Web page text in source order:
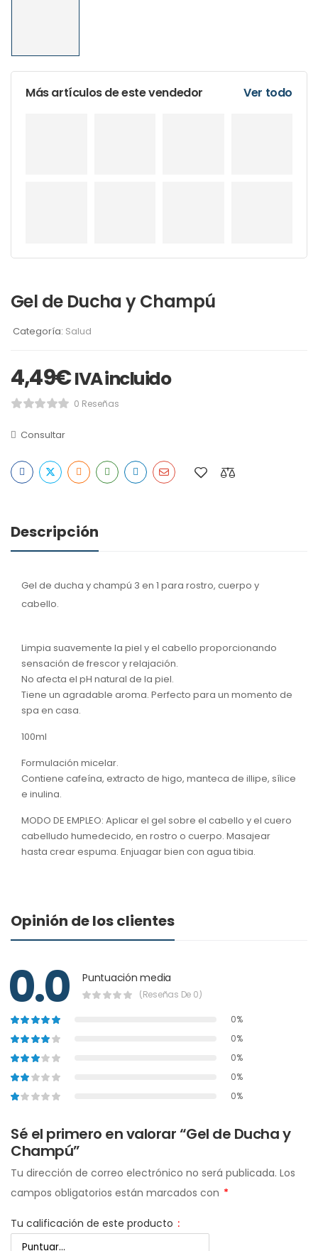
Más artículos de este vendedor Ver todo
Gel de Ducha y Champú
Categoría: Salud
4,49€IVA incluido
0 Reseñas
Consultar
Descripción
Gel de ducha y champú 3 en 1 para rostro, cuerpo y
cabello.
Limpia suavemente la piel y el cabello proporcionando
sensación de frescor y relajación.
No afecta el pH natural de la piel.
Tiene un agradable aroma. Perfecto para un momento de
spa en casa.
100ml
Formulación micelar.
Contiene cafeína, extracto de higo, manteca de illipe, sílice
e inulina.
MODO DE EMPLEO: Aplicar el gel sobre el cabello y el cuero
cabelludo humedecido, en rostro o cuerpo. Masajear
hasta crear espuma. Enjuagar bien con agua tibia.
Opinión de los clientes
0.0 Puntuación media
(Reseñas De 0)
0%
0%
0%
0%
0%
Sé el primero en valorar “Gel de Ducha y
Champú”
Tu dirección de correo electrónico no será publicada. Los
campos obligatorios están marcados con *
Tu calificación de este producto :